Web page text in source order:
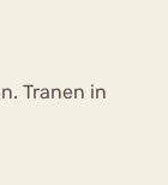
Tranen in